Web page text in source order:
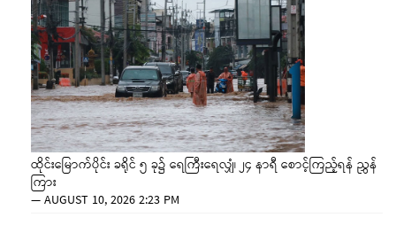
ထိုင်းမြောက်ပိုင်း ခရိုင် ၅ ခု၌ ရေကြီးရေလျှံ၊ ၂၄ နာရီ စောင့်ကြည့်ရန် ညွှန်
ကြား
—AUGUST 10, 2026 2:23 PM